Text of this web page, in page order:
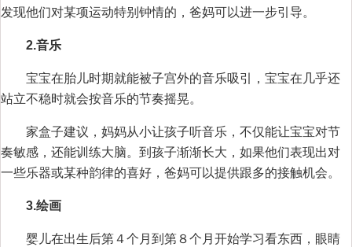
发现他们对某项运动特别钟情的，爸妈可以进一步引导。
2.音乐
宝宝在胎儿时期就能被子宫外的音乐吸引，宝宝在几乎还
站立不稳时就会按音乐的节奏摇晃。
家盒子建议，妈妈从小让孩子听音乐，不仅能让宝宝对节
奏敏感，还能训练大脑。到孩子渐渐长大，如果他们表现出对
一些乐器或某种韵律的喜好，爸妈可以提供跟多的接触机会。
3.绘画
婴儿在出生后第４个月到第８个月开始学习看东西，眼睛